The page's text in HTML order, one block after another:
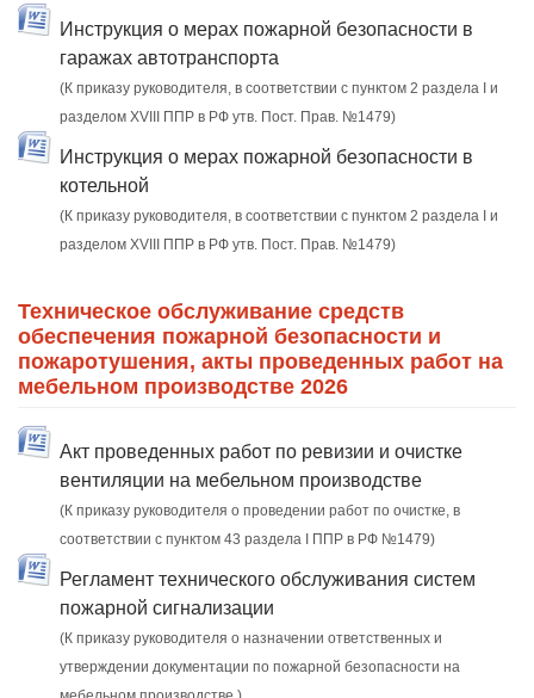
Инструкция о мерах пожарной безопасности в
гаражах автотранспорта
(К приказу руководителя, в соответствии с пунктом 2 раздела I и
разделом XVIII ППР в РФ утв. Пост. Прав. №1479)
Инструкция о мерах пожарной безопасности в
котельной
(К приказу руководителя, в соответствии с пунктом 2 раздела I и
разделом XVIII ППР в РФ утв. Пост. Прав. №1479)
Техническое обслуживание средств
обеспечения пожарной безопасности и
пожаротушения, акты проведенных работ на
мебельном производстве 2026
Акт проведенных работ по ревизии и очистке
вентиляции на мебельном производстве
(К приказу руководителя о проведении работ по очистке, в
соответствии с пунктом 43 раздела I ППР в РФ №1479)
Регламент технического обслуживания систем
пожарной сигнализации
(К приказу руководителя о назначении ответственных и
утверждении документации по пожарной безопасности на